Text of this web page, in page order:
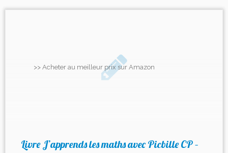
>> Acheter au meilleur prix sur Amazon
Livre J’apprends les maths avec Picbille CP –